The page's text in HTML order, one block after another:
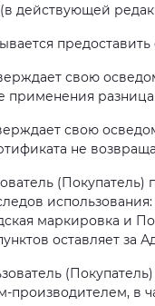
(в действующей
свою
применения
свою
не
(Покупатель)
маркировка и
оставляет за
в